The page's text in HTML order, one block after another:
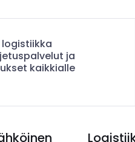
ja
kaikkialle